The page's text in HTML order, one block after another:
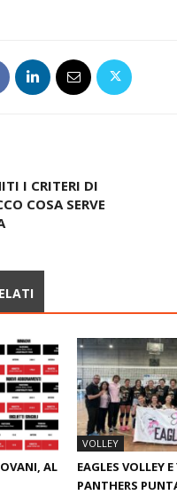
I CRITERI DI
COSA SERVE
AL
VOLLEY
EAGLES VOLLEY
PANTHERS